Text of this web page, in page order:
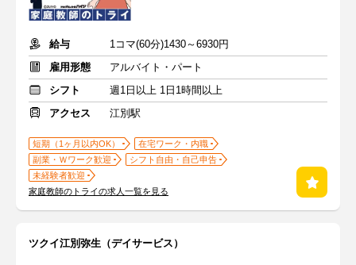
給与
1コマ(60分)1430～6930円
雇用形態
アルバイト・パート
シフト
週1日以上 1日1時間以上
アクセス
江別駅
短期（1ヶ月以内OK）
在宅ワーク・内職
副業・Ｗワーク歓迎
シフト自由・自己申告
未経験者歓迎
家庭教師のトライの求人一覧を見る
ツクイ江別弥生（デイサービス）